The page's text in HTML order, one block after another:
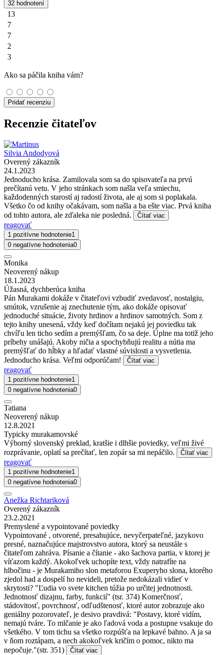
32 hodnotení
13
7
7
2
3
Ako sa páčila kniha vám?
Pridať recenziu
Recenzie čitateľov
Silvia Andodyová
Overený zákazník
24.1.2023
Jednoducho krása. Zamilovala som sa do spisovateľa na prvú
prečítanú vetu. V jeho stránkach som našla veľa smiechu,
každodenných starostí aj radostí života, ale aj som si poplakala.
Všetko čo od knihy očakávam, som našla a ba ešte viac. Prvá kniha
od tohto autora, ale zďaleka nie posledná.
Čítať viac
reagovať
1 pozitívne hodnotenie1
0 negatívne hodnotenia0
Monika
Neoverený nákup
18.1.2023
Úžasná, dychberúca kniha
Pán Murakami dokáže v čitateľovi vzbudiť zvedavosť, nostalgiu,
smútok, vzrušenie aj znechutenie tým, ako dokáže opisovať
jednoduché situácie, životy hrdinov a hrdinov samotných. Som z
tejto knihy unesená, vždy keď dočítam nejakú jej poviedku tak
chvíľu len ticho sedím a premýšľam, čo sa deje. Úplne ma totiž jeho
príbehy unášajú. Akoby ničia a spochybňujú realitu a nútia ma
premýšľať do hĺbky a hľadať vlastné súvislosti a vysvetlenia.
Jednoducho krása. Veľmi odporúčam!
Čítať viac
reagovať
1 pozitívne hodnotenie1
0 negatívne hodnotenia0
Tatiana
Neoverený nákup
12.8.2021
Typicky murakamovské
Výborný slovenský preklad, kratšie i dlhšie poviedky, veľmi živé
rozprávanie, oplatí sa prečítať, len zopár sa mi nepáčilo.
Čítať viac
reagovať
1 pozitívne hodnotenie1
0 negatívne hodnotenia0
Anežka Richtariková
Overený zákazník
23.2.2021
Premyslené a vypointované poviedky
Vypointované , otvorené, presahujúce, nevyčerpateľné, jazykovo
presné, naznačujúce majstrovstvo autora, ktorý sa neustále s
čitateľom zahráva. Písanie a čítanie - ako šachova partia, v ktorej je
víťazom každý. Akokoľvek uchopíte text, vždy natrafíte na
hlbočinu - je Murakamiho slon metaforou Exuperyho slona, ktorého
zjedol had a dospelí ho nevideli, pretože nedokázali vidieť v
skrytosti? "Ľudia vo svete kitchen túžia po určitej jednotnosti.
Jednotnosť dizajnu, farby, funkcií" (tsr. 374) Komerčnosť,
stádovitosť, povrchnosť, odľudštenosť, ktoré autor zobrazuje ako
geniálny pozorovateľ, je desivo pravdivá: "Postavy, ktoré vidím,
nemajú tváre. To mlčanie je ako ľadová voda a postupne vsakuje do
všetkého. V tom tichu sa všetko rozpúšťa na lepkavé bahno. A ja sa
v ňom roztápam, a nech akokoľvek kričím o pomoc, nikto ma
nepočuje."(str. 351)
Čítať viac